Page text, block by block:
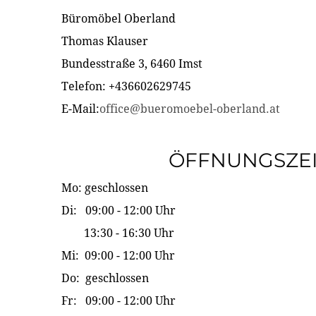
Büromöbel Oberland
Thomas Klauser
Bundesstraße 3, 6460 Imst
Telefon: +436602629745
E-Mail:office@bueromoebel-oberland.at
Mo: geschlossen
Di: 09:00 - 12:00 Uhr
13:30 - 16:30 Uhr
Mi: 09:00 - 12:00 Uhr
Do: geschlossen
Fr: 09:00 - 12:00 Uhr